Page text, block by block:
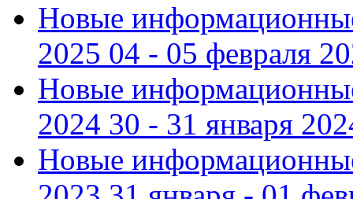
Новые
2025 04 - 05 февраля
Новые
2024 30 - 31 января
Новые